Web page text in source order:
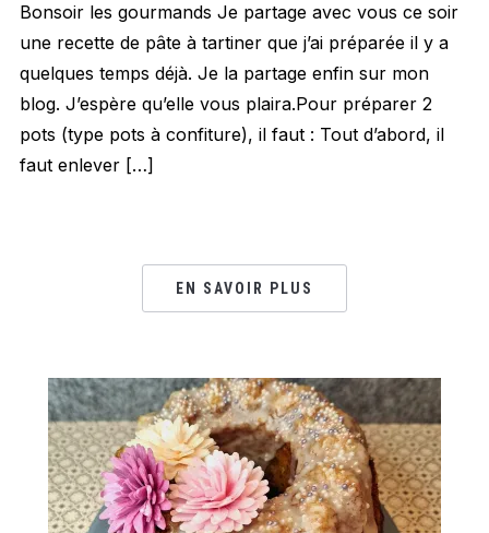
Bonsoir les gourmands Je partage avec vous ce soir
une recette de pâte à tartiner que j’ai préparée il y a
quelques temps déjà. Je la partage enfin sur mon
blog. J’espère qu’elle vous plaira.Pour préparer 2
pots (type pots à confiture), il faut : Tout d’abord, il
faut enlever […]
EN SAVOIR PLUS